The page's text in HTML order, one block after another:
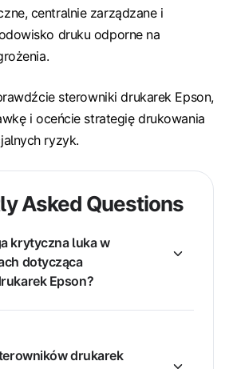
centralnie zarządzane i
druku odporne na
sterowniki drukarek Epson,
i oceńcie strategię drukowania
ryzyk.
Asked Questions
krytyczna luka w
dotycząca
Epson?
drukarek